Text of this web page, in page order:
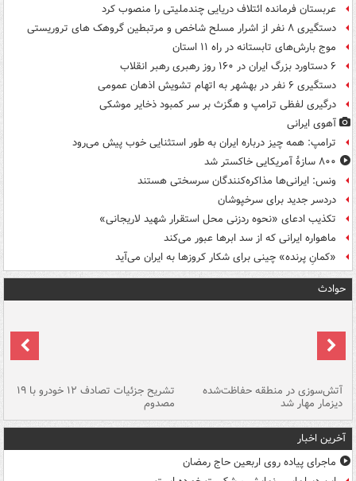
عربستان فرمانده ائتلاف دریایی چندملیتی را منصوب کرد
دستگیری ۸ نفر از اشرار مسلح شاخص و مرتبطین گروهک های تروریستی
موج بارش‌های تابستانه در راه ۱۱ استان
۶ دستاورد بزرگ ایران در ۱۶۰ روز رهبری رهبر انقلاب
دستگیری ۶ نفر در بهشهر به اتهام تشویش اذهان عمومی
درگیری لفظی ترامپ و هگزث بر سر کمبود ذخایر موشکی
آهوی ایرانی
ترامپ: همه چیز درباره ایران به طور استثنایی خوب پیش می‌رود
۸۰۰ سازۀ آمریکایی خاکستر شد
ونس: ایرانی‌ها مذاکره‌کنندگان سرسختی هستند
دردسر جدید برای سرخپوشان
تکذیب ادعای «نحوه ردزنی محل استقرار شهید لاریجانی»
ماهواره ایرانی که از سد ابرها عبور می‌کند
«کمانِ پرنده» چینی برای شکار کروزها به ایران می‌آید
حوادث
آتش‌سوزی در منطقه حفاظت‌شده
دیزمار مهار شد
تشریح جزئیات تصادف ۱۲ خودرو با ۱۹
مصدوم
آخرین اخبار
ماجرای پیاده روی اربعین حاج رمضان